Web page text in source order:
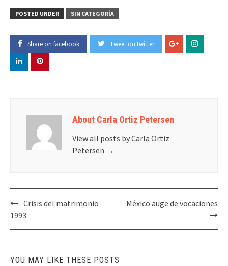
POSTED UNDER SIN CATEGORÍA
Share on facebook Tweet on twitter
About Carla Ortiz Petersen
View all posts by Carla Ortiz
Petersen →
Post
navigation
Crisis del matrimonio
1993
México auge de vocaciones
YOU MAY LIKE THESE POSTS